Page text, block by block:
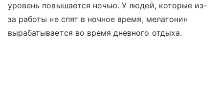
уровень повышается ночью. У людей, которые из-
за работы не спят в ночное время, мелатонин
вырабатывается во время дневного отдыха.